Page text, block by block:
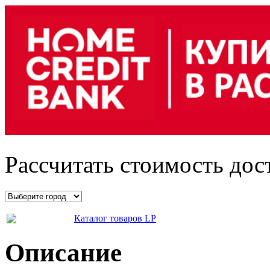
Рассчитать стоимость
Каталог товаров LP
Описание